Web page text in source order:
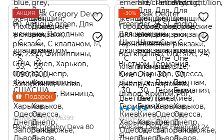
Подарок
АКЦИЯ
Артикул: 91627/6399
Рюкзак Gregory Deva 80
−30%
Артикул: 3303117 3049
Рюкзак Deuter Freerider 24
SL